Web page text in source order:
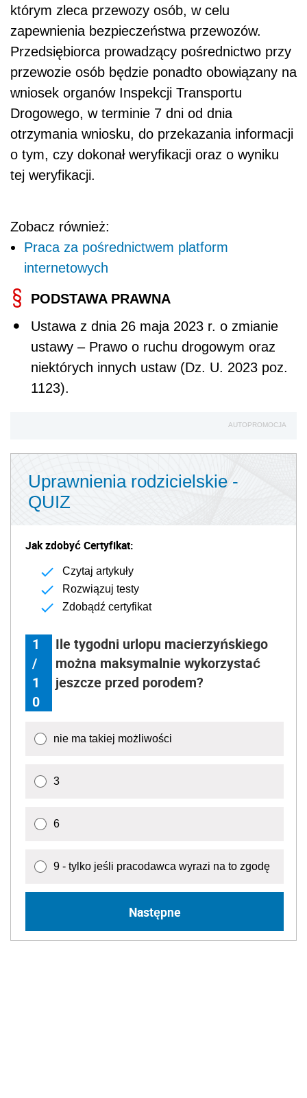
którym zleca przewozy osób, w celu
zapewnienia bezpieczeństwa przewozów.
Przedsiębiorca prowadzący pośrednictwo przy
przewozie osób będzie ponadto obowiązany na
wniosek organów Inspekcji Transportu
Drogowego, w terminie 7 dni od dnia
otrzymania wniosku, do przekazania informacji
o tym, czy dokonał weryfikacji oraz o wyniku
tej weryfikacji.
Zobacz również:
Praca za pośrednictwem platform
internetowych
PODSTAWA PRAWNA
Ustawa z dnia 26 maja 2023 r. o zmianie
ustawy – Prawo o ruchu drogowym oraz
niektórych innych ustaw (Dz. U. 2023 poz.
1123).
AUTOPROMOCJA
Uprawnienia rodzicielskie -
QUIZ
Jak zdobyć Certyfikat:
Czytaj artykuły
Rozwiązuj testy
Zdobądź certyfikat
1
/
1
0
Ile tygodni urlopu macierzyńskiego
można maksymalnie wykorzystać
jeszcze przed porodem?
nie ma takiej możliwości
3
6
9 - tylko jeśli pracodawca wyrazi na to zgodę
Następne